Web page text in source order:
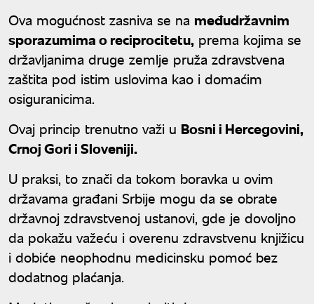
Ova mogućnost zasniva se na međudržavnim
sporazumima o reciprocitetu, prema kojima se
državljanima druge zemlje pruža zdravstvena
zaštita pod istim uslovima kao i domaćim
osiguranicima.
Ovaj princip trenutno važi u Bosni i Hercegovini,
Crnoj Gori i Sloveniji.
U praksi, to znači da tokom boravka u ovim
državama građani Srbije mogu da se obrate
državnoj zdravstvenoj ustanovi, gde je dovoljno
da pokažu važeću i overenu zdravstvenu knjižicu
i dobiće neophodnu medicinsku pomoć bez
dodatnog plaćanja.